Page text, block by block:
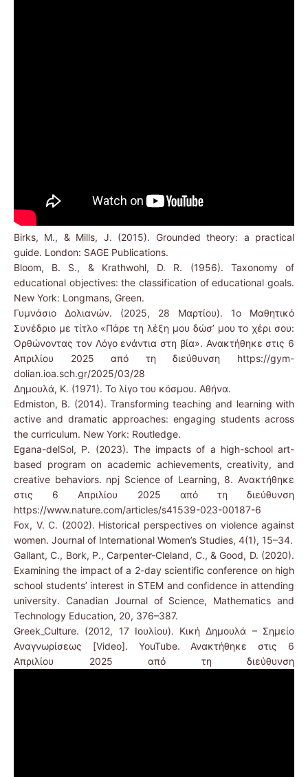
Birks, M., & Mills, J. (2015). Grounded theory: a practical
guide. London: SAGE Publications.
Bloom, B. S., & Krathwohl, D. R. (1956). Taxonomy of
educational objectives: the classification of educational goals.
New York: Longmans, Green.
Γυμνάσιο Δολιανών. (2025, 28 Μαρτίου). 1ο Μαθητικό
Συνέδριο με τίτλο «Πάρε τη λέξη μου δώσ’ μου το χέρι σου:
Ορθώνοντας τον Λόγο ενάντια στη βία». Ανακτήθηκε στις 6
Απριλίου 2025 από τη διεύθυνση https://gym-
dolian.ioa.sch.gr/2025/03/28
Δημουλά, Κ. (1971). Το λίγο του κόσμου. Αθήνα.
Edmiston, B. (2014). Transforming teaching and learning with
active and dramatic approaches: engaging students across
the curriculum. New York: Routledge.
Egana-delSol, P. (2023). The impacts of a high-school art-
based program on academic achievements, creativity, and
creative behaviors. npj Science of Learning, 8. Ανακτήθηκε
στις 6 Απριλίου 2025 από τη διεύθυνση
https://www.nature.com/articles/s41539-023-00187-6
Fox, V. C. (2002). Historical perspectives on violence against
women. Journal of International Women’s Studies, 4(1), 15–34.
Gallant, C., Bork, P., Carpenter-Cleland, C., & Good, D. (2020).
Examining the impact of a 2-day scientific conference on high
school students’ interest in STEM and confidence in attending
university. Canadian Journal of Science, Mathematics and
Technology Education, 20, 376–387.
Greek_Culture. (2012, 17 Ιουλίου). Κική Δημουλά – Σημείο
Αναγνωρίσεως [Video]. YouTube. Ανακτήθηκε στις 6
Απριλίου 2025 από τη διεύθυνση